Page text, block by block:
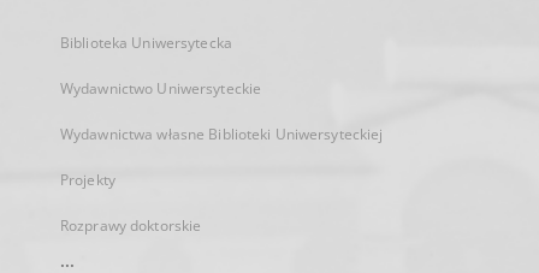
Biblioteka Uniwersytecka
Wydawnictwo Uniwersyteckie
Wydawnictwa własne Biblioteki Uniwersyteckiej
Projekty
Rozprawy doktorskie
...